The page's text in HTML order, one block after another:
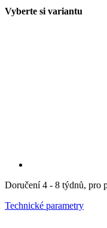
Vyberte si variantu
Doručení 4 - 8 týdnů, pro
Technické parametry